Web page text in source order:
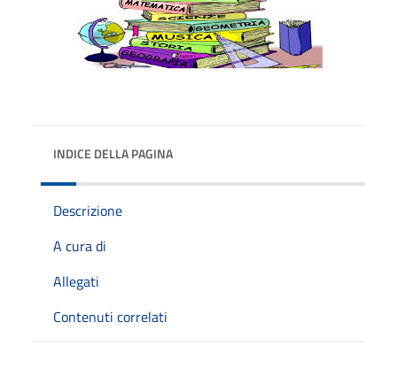
INDICE DELLA PAGINA
Descrizione
A cura di
Allegati
Contenuti correlati